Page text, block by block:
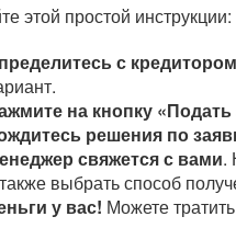
этой простой инструкции:
с кредитором
на кнопку «Подать
решения по
свяжется с вами.
выбрать способ
у вас! Можете